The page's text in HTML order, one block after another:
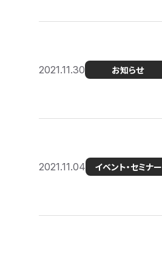
2021.11.30 お知らせ
2021.11.04 イベント・セミナー